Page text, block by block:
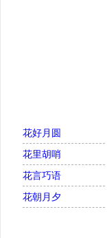
花好月圆
花里胡哨
花言巧语
花朝月夕